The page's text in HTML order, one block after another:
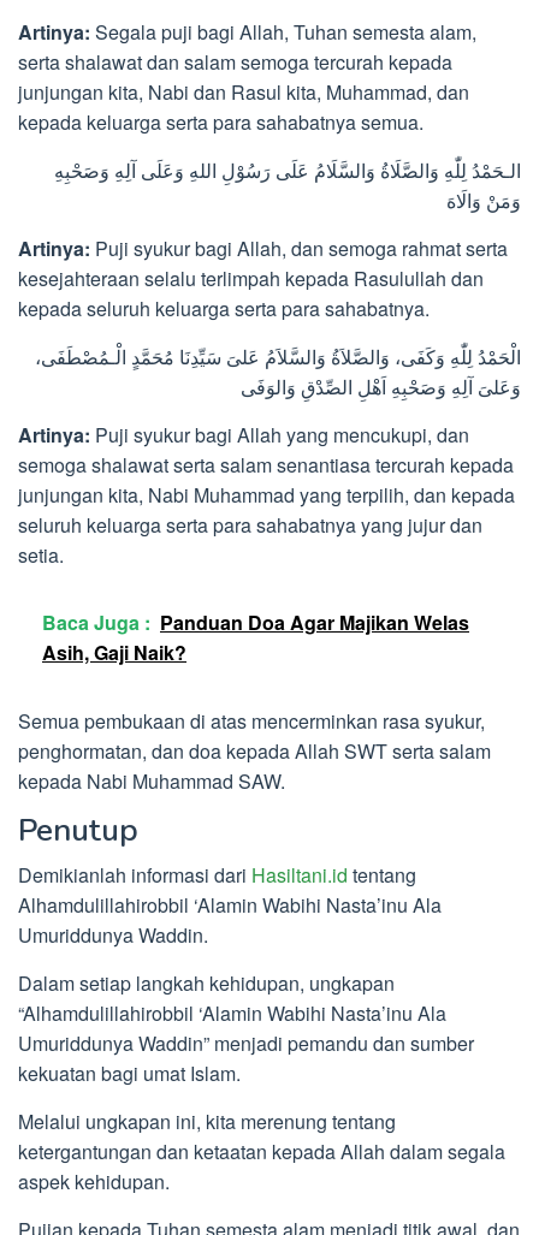
Artinya: Segala puji bagi Allah, Tuhan semesta alam,
serta shalawat dan salam semoga tercurah kepada
junjungan kita, Nabi dan Rasul kita, Muhammad, dan
kepada keluarga serta para sahabatnya semua.
الـحَمْدُ لِلّٰهِ وَالصَّلَاةُ وَالسَّلَامُ عَلَى رَسُوْلِ اللهِ وَعَلَى آلِهِ وَصَحْبِهِ
وَمَنْ وَالَاهَ
Artinya: Puji syukur bagi Allah, dan semoga rahmat serta
kesejahteraan selalu terlimpah kepada Rasulullah dan
kepada seluruh keluarga serta para sahabatnya.
الْحَمْدُ لِلّٰهِ وَكَفَى، وَالصَّلاَةُ وَالسَّلاَمُ عَلىَ سَيِّدِنَا مُحَمَّدٍ الْـمُصْطَفَى،
وَعَلىَ آلِهِ وَصَحْبِهِ اَهْلِ الصِّدْقِ وَالوَفَى
Artinya: Puji syukur bagi Allah yang mencukupi, dan
semoga shalawat serta salam senantiasa tercurah kepada
junjungan kita, Nabi Muhammad yang terpilih, dan kepada
seluruh keluarga serta para sahabatnya yang jujur dan
setia.
Baca Juga : Panduan Doa Agar Majikan Welas
Asih, Gaji Naik?
Semua pembukaan di atas mencerminkan rasa syukur,
penghormatan, dan doa kepada Allah SWT serta salam
kepada Nabi Muhammad SAW.
Penutup
Demikianlah informasi dari Hasiltani.id tentang
Alhamdulillahirobbil ‘Alamin Wabihi Nasta’inu Ala
Umuriddunya Waddin.
Dalam setiap langkah kehidupan, ungkapan
“Alhamdulillahirobbil ‘Alamin Wabihi Nasta’inu Ala
Umuriddunya Waddin” menjadi pemandu dan sumber
kekuatan bagi umat Islam.
Melalui ungkapan ini, kita merenung tentang
ketergantungan dan ketaatan kepada Allah dalam segala
aspek kehidupan.
Pujian kepada Tuhan semesta alam menjadi titik awal, dan